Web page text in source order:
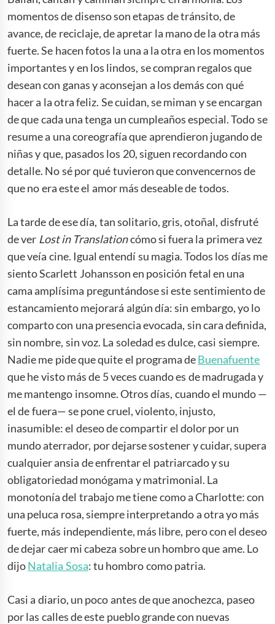
momentos de disenso son etapas de tránsito, de
avance, de reciclaje, de apretar la mano de la otra más
fuerte. Se hacen fotos la una a la otra en los momentos
importantes y en los lindos, se compran regalos que
desean con ganas y aconsejan a los demás con qué
hacer a la otra feliz. Se cuidan, se miman y se encargan
de que cada una tenga un cumpleaños especial. Todo se
resume a una coreografía que aprendieron jugando de
niñas y que, pasados los 20, siguen recordando con
detalle. No sé por qué tuvieron que convencernos de
que no era este el amor más deseable de todos.
La tarde de ese día, tan solitario, gris, otoñal, disfruté
de ver Lost in Translationcómo si fuera la primera vez
que veía cine. Igual entendí su magia. Todos los días me
siento Scarlett Johansson en posición fetal en una
cama amplísima preguntándose si este sentimiento de
estancamiento mejorará algún día: sin embargo, yo lo
comparto con una presencia evocada, sin cara definida,
sin nombre, sin voz. La soledad es dulce, casi siempre.
Nadie me pide que quite el programa deBuenafuente
que he visto más de 5 veces cuando es de madrugada y
me mantengo insomne. Otros días, cuando el mundo —
el de fuera— se pone cruel, violento, injusto,
inasumible: el deseo de compartir el dolor por un
mundo aterrador, por dejarse sostener y cuidar, supera
cualquier ansia de enfrentar el patriarcado y su
obligatoriedad monógama y matrimonial. La
monotonía del trabajo me tiene como a Charlotte: con
una peluca rosa, siempre interpretando a otra yo más
fuerte, más independiente, más libre, pero con el deseo
de dejar caer mi cabeza sobre un hombro que ame. Lo
dijoNatalia Sosa: tu hombro como patria.
Casi a diario, un poco antes de que anochezca, paseo
por las calles de este pueblo grande con nuevas